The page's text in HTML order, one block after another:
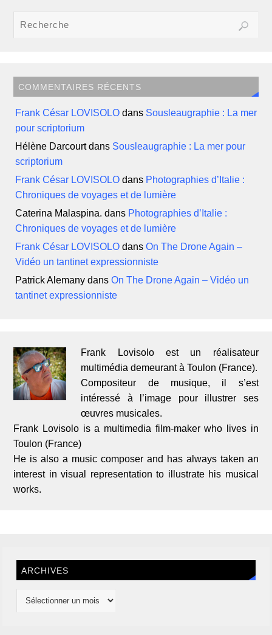
COMMENTAIRES RÉCENTS
Frank César LOVISOLO dans Sousleaugraphie : La mer
pour scriptorium
Hélène Darcourtdans Sousleaugraphie : La mer pour
scriptorium
Frank César LOVISOLO dans Photographies d’Italie :
Chroniques de voyages et de lumière
Caterina Malaspina. dans Photographies d’Italie :
Chroniques de voyages et de lumière
Frank César LOVISOLO dansOn The Drone Again –
Vidéo un tantinet expressionniste
Patrick Alemany dansOn The Drone Again – Vidéo un
tantinet expressionniste
Frank Lovisolo est un réalisateur
multimédia demeurant à Toulon (France).
Compositeur de musique, il s’est
intéressé à l’image pour illustrer ses
œuvres musicales.
Frank Lovisolo is a multimedia film-maker who lives in
Toulon (France)
He is also a music composer and has always taken an
interest in visual representation to illustrate his musical
works.
ARCHIVES